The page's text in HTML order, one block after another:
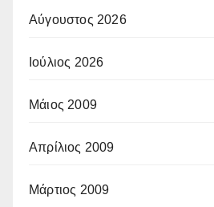
Αύγουστος 2026
Ιούλιος 2026
Μάιος 2009
Απρίλιος 2009
Μάρτιος 2009